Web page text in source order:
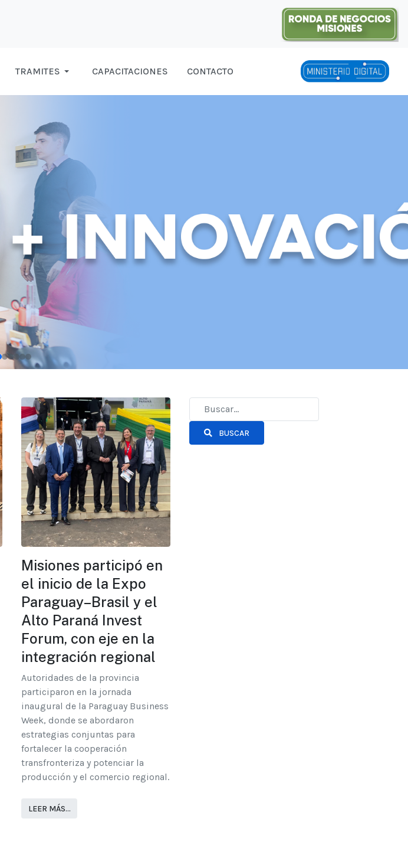
TRAMITES CAPACITACIONES CONTACTO
Misiones participó en
el inicio de la Expo
Paraguay–Brasil y el
Alto Paraná Invest
Forum, con eje en la
integración regional
Autoridades de la provincia
participaron en la jornada
inaugural de la Paraguay Business
Week, donde se abordaron
estrategias conjuntas para
fortalecer la cooperación
transfronteriza y potenciar la
producción y el comercio regional.
LEER MÁS…
BUSCAR